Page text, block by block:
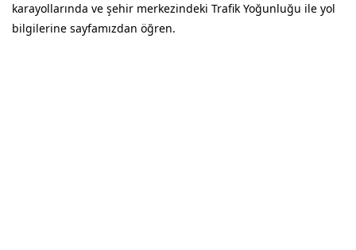
karayollarında ve şehir merkezindeki Trafik Yoğunluğu ile yol
bilgilerine sayfamızdan öğren.